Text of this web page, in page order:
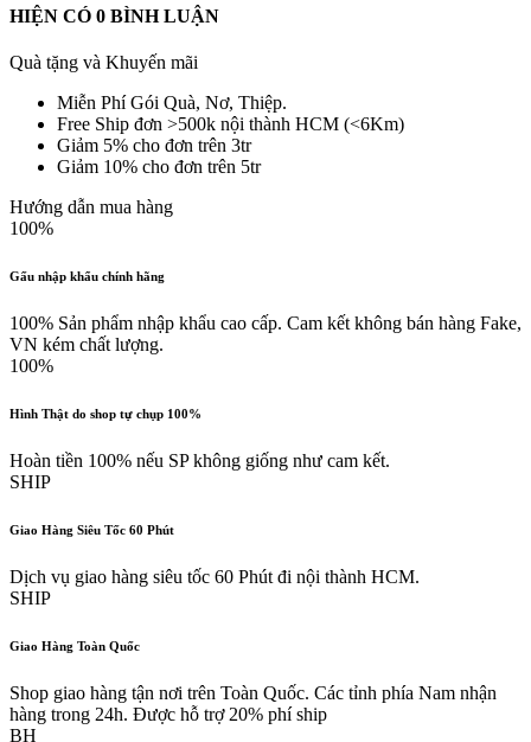
HIỆN CÓ 0 BÌNH LUẬN
Quà tặng và Khuyến mãi
Miễn Phí Gói Quà, Nơ, Thiệp.
Free Ship đơn >500k nội thành HCM (<6Km)
Giảm 5% cho đơn trên 3tr
Giảm 10% cho đơn trên 5tr
Hướng dẫn mua hàng
100%
Gấu nhập khẩu chính hãng
100% Sản phẩm nhập khẩu cao cấp. Cam kết không bán hàng Fake,
VN kém chất lượng.
100%
Hình Thật do shop tự chụp 100%
Hoàn tiền 100% nếu SP không giống như cam kết.
SHIP
Giao Hàng Siêu Tốc 60 Phút
Dịch vụ giao hàng siêu tốc 60 Phút đi nội thành HCM.
SHIP
Giao Hàng Toàn Quốc
Shop giao hàng tận nơi trên Toàn Quốc. Các tỉnh phía Nam nhận
hàng trong 24h. Được hỗ trợ 20% phí ship
BH